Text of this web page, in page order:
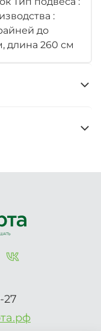
:
до
длина 260 см
27